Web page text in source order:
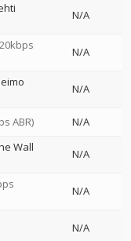
N/A
N/A
N/A
ABR) N/A
Wall
N/A
N/A
N/A